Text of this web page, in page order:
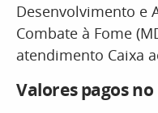
Desenvolvimento e
Combate à Fome
atendimento Caixa
Valores pagos